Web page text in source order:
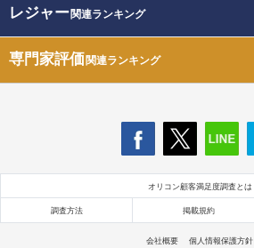
レジャー関連ランキング
専門家評価関連ランキング
オリコン顧客満足度調査とは
調査方法 掲載規約
会社概要 個人情報保護方針